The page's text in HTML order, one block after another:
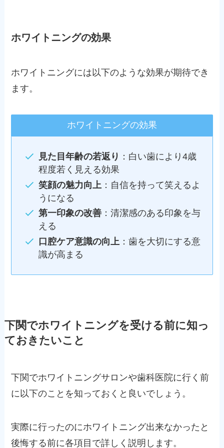
ホワイトニングの効果
ホワイトニングには以下のような効果が期待でき
ます。
ホワイトニングの効果
見た目年齢の若返り ：白い歯により4歳
程度若く見える効果
笑顔の魅力向上 ：自信を持って笑えるよ
うになる
第一印象の改善 ：清潔感のある印象を与
える
口腔ケア意識の向上 ：歯を大切にする意
識が高まる
下関でホワイトニングを受ける前に知っ
ておきたいこと
下関でホワイトニングサロンや歯科医院に行く前
に以下のことを知っておくと良いでしょう。
実際に行ったのにホワイトニング出来なかったと
後悔する前に各項目で詳しく説明します。